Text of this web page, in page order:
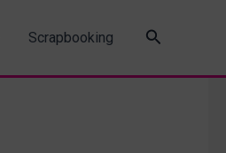
Scrapbooking